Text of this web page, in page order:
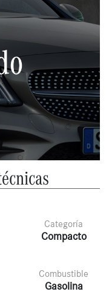
Categoría
Compacto
Combustible
Gasolina